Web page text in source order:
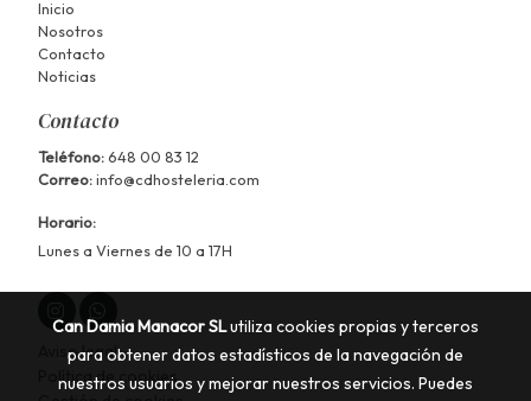
Inicio
Nosotros
Contacto
Noticias
Contacto
Teléfono: 648 00 83 12
Correo:info@cdhosteleria.com
Horario:
Lunes a Viernes de 10 a 17H
Aviso legal
Política de cookies
Can Damia Manacor SLutiliza cookies propias y terceros
para obtener datos estadísticos de la navegación de
nuestros usuarios y mejorar nuestros servicios. Puedes